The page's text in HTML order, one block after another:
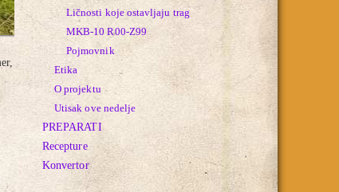
Ličnosti koje ostavljaju trag
MKB-10 R00-Z99
Pojmovnik
Etika
O projektu
Utisak ove nedelje
PREPARATI
Recepture
Konvertor